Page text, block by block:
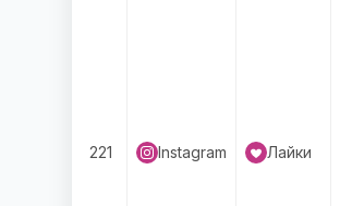
221 Instagram Лайки